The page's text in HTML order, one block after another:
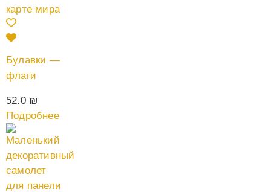
Булавки —
флаги
52.0 ₪
Подробнее